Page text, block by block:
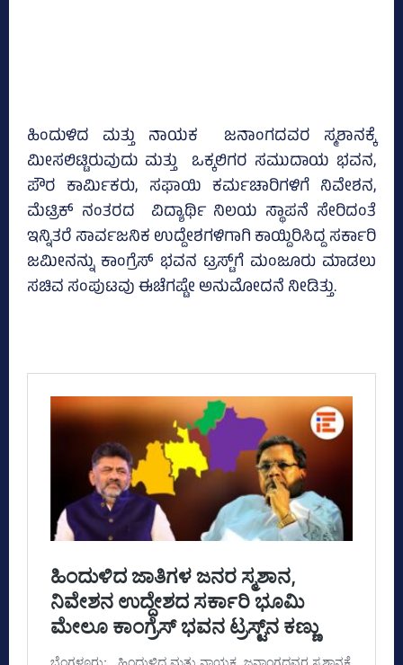
ಹಿಂದುಳಿದ ಮತ್ತು ನಾಯಕ ಜನಾಂಗದವರ ಸ್ಮಶಾನಕ್ಕೆ
ಮೀಸಲಿಟ್ಟಿರುವುದು ಮತ್ತು ಒಕ್ಕಲಿಗರ ಸಮುದಾಯ ಭವನ,
ಪೌರ ಕಾರ್ಮಿಕರು, ಸಫಾಯಿ ಕರ್ಮಚಾರಿಗಳಿಗೆ ನಿವೇಶನ,
ಮೆಟ್ರಿಕ್‌ ನಂತರದ ವಿದ್ಯಾರ್ಥಿ ನಿಲಯ ಸ್ಥಾಪನೆ ಸೇರಿದಂತೆ
ಇನ್ನಿತರೆ ಸಾರ್ವಜನಿಕ ಉದ್ದೇಶಗಳಿಗಾಗಿ ಕಾಯ್ದಿರಿಸಿದ್ದ ಸರ್ಕಾರಿ
ಜಮೀನನ್ನು ಕಾಂಗ್ರೆಸ್‌ ಭವನ ಟ್ರಸ್ಟ್‌ಗೆ ಮಂಜೂರು ಮಾಡಲು
ಸಚಿವ ಸಂಪುಟವು ಈಚೆಗಷ್ಟೇ ಅನುಮೋದನೆ ನೀಡಿತ್ತು.